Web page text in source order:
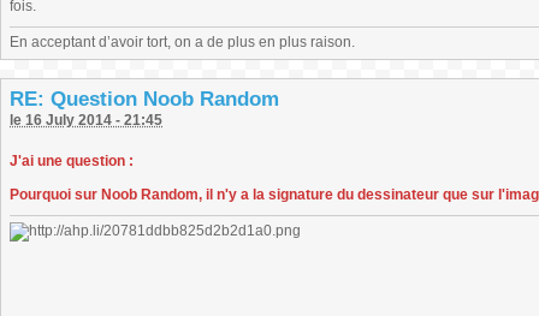
fois.
En acceptant d’avoir tort, on a de plus en plus raison.
RE: Question Noob Random
le 16 July 2014 - 21:45
J'ai une question :
Pourquoi sur Noob Random, il n'y a la signature du dessinateur que sur